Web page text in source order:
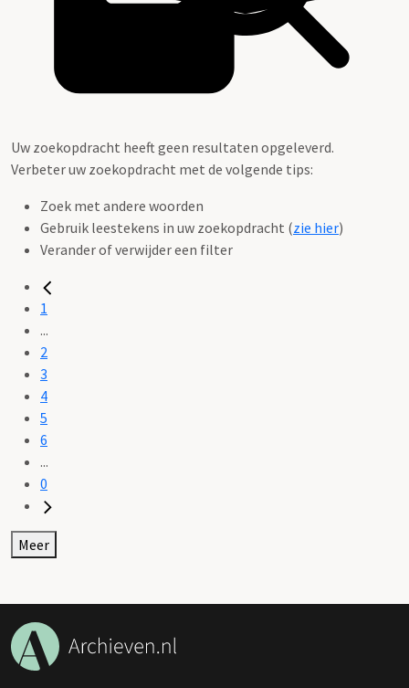
Uw zoekopdracht heeft geen resultaten opgeleverd.
Verbeter uw zoekopdracht met de volgende tips:
Zoek met andere woorden
Gebruik leestekens in uw zoekopdracht (zie hier)
Verander of verwijder een filter
1
...
2
3
4
5
6
...
0
Meer